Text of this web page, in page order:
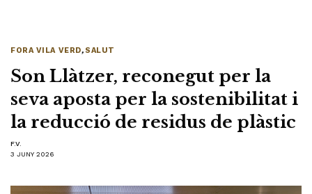
FORA VILA VERD,SALUT
Son Llàtzer, reconegut per la
seva aposta per la sostenibilitat i
la reducció de residus de plàstic
F.V.
3 JUNY 2026